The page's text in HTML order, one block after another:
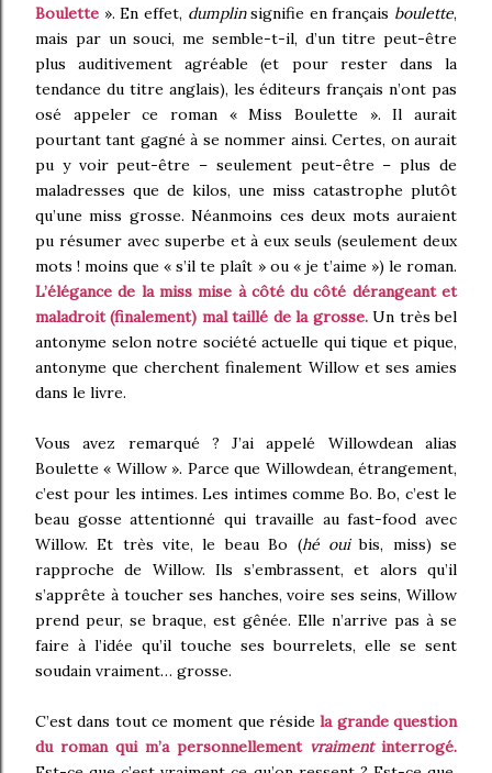
Boulette ». En effet, dumplinsignifie en français boulette,
mais par un souci, me semble-t-il, d’un titre peut-être
plus auditivement agréable (et pour rester dans la
tendance du titre anglais), les éditeurs français n’ont pas
osé appeler ce roman « Miss Boulette ». Il aurait
pourtant tant gagné à se nommer ainsi. Certes, on aurait
pu y voir peut-être – seulement peut-être – plus de
maladresses que de kilos, une miss catastrophe plutôt
qu’une miss grosse. Néanmoins ces deux mots auraient
pu résumer avec superbe et à eux seuls (seulement deux
mots ! moins que « s’il te plaît » ou « je t’aime ») le roman.
L’élégance de la miss mise à côté du côté dérangeant et
maladroit (finalement) mal taillé de la grosse.Un très bel
antonyme selon notre société actuelle qui tique et pique,
antonyme que cherchent finalement Willow et ses amies
dans le livre.
Vous avez remarqué ? J’ai appelé Willowdean alias
Boulette « Willow ». Parce que Willowdean, étrangement,
c’est pour les intimes. Les intimes comme Bo. Bo, c’est le
beau gosse attentionné qui travaille au fast-food avec
Willow. Et très vite, le beau Bo (hé ouibis, miss) se
rapproche de Willow. Ils s’embrassent, et alors qu’il
s’apprête à toucher ses hanches, voire ses seins, Willow
prend peur, se braque, est gênée. Elle n’arrive pas à se
faire à l’idée qu’il touche ses bourrelets, elle se sent
soudain vraiment… grosse.
C’est dans tout ce moment que réside la grande question
du roman qui m’a personnellement vraimentinterrogé.